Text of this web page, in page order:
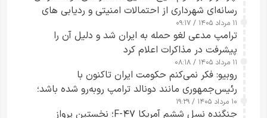
رسانه‌ای شهرداری از احتمالات امنیتی و ردیابی های
جاسوسی گفت
۱۱ مرداد ۱۴۰۵ / ۰۹:۱۷
ترامپ مدعی لغو حمله به ایران شد و دلیل آن را
پیشرفت در مذاکرات اعلام کرد
۱۱ مرداد ۱۴۰۵ / ۰۸:۱۸
روبیو: فکر نمی‌کنم حکومت ایران تاکنون با
رئیس‌جمهوری مانند دونالد ترامپ روبه‌رو شده باشد؛
کسی که واقعاً دست به اقدام می‌زند
۱۰ مرداد ۱۴۰۵ / ۱۹:۲۹
جنگنده نسل ششم آمریکا F-۴۷؛ نخستین پرواز